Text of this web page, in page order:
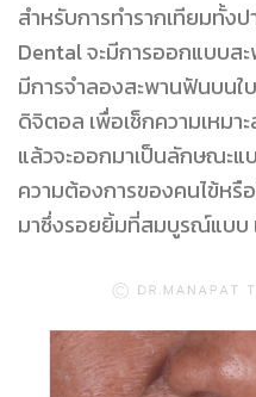
สำหรับการทำรากเทียมทั้ง
Dental จะมีการออกแบบส
มีการจำลองสะพานฟันบนใ
ดิจิตอล เพื่อเช็กความเหมา
แล้วจะออกมาเป็นลักษณะแ
ความต้องการของคนไข้หรื
มาซึ่งรอยยิ้มที่สมบูรณ์แบบ